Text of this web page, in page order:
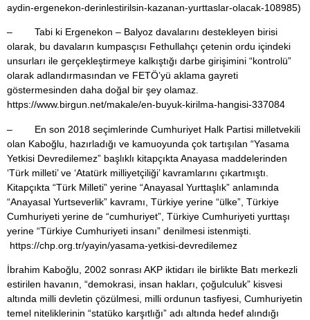
aydin-ergenekon-derinlestirilsin-kazanan-yurttaslar-olacak-108985)
– Tabi ki Ergenekon – Balyoz davalarını destekleyen birisi
olarak, bu davaların kumpasçısı Fethullahçı çetenin ordu içindeki
unsurları ile gerçekleştirmeye kalkıştığı darbe girişimini “kontrolü”
olarak adlandırmasından ve FETÖ’yü aklama gayreti
göstermesinden daha doğal bir şey olamaz.
https://www.birgun.net/makale/en-buyuk-kirilma-hangisi-337084
– En son 2018 seçimlerinde Cumhuriyet Halk Partisi milletvekili
olan Kaboğlu, hazırladığı ve kamuoyunda çok tartışılan “Yasama
Yetkisi Devredilemez” başlıklı kitapçıkta Anayasa maddelerinden
‘Türk milleti’ ve ‘Atatürk milliyetçiliği’ kavramlarını çıkartmıştı.
Kitapçıkta “Türk Milleti” yerine “Anayasal Yurttaşlık” anlamında
“Anayasal Yurtseverlik” kavramı, Türkiye yerine “ülke”, Türkiye
Cumhuriyeti yerine de “cumhuriyet”, Türkiye Cumhuriyeti yurttaşı
yerine “Türkiye Cumhuriyeti insanı” denilmesi istenmişti.
https://chp.org.tr/yayin/yasama-yetkisi-devredilemez
İbrahim Kaboğlu, 2002 sonrası AKP iktidarı ile birlikte Batı merkezli
estirilen havanın, “demokrasi, insan hakları, çoğulculuk” kisvesi
altında milli devletin çözülmesi, milli ordunun tasfiyesi, Cumhuriyetin
temel niteliklerinin “statüko karşıtlığı” adı altında hedef alındığı